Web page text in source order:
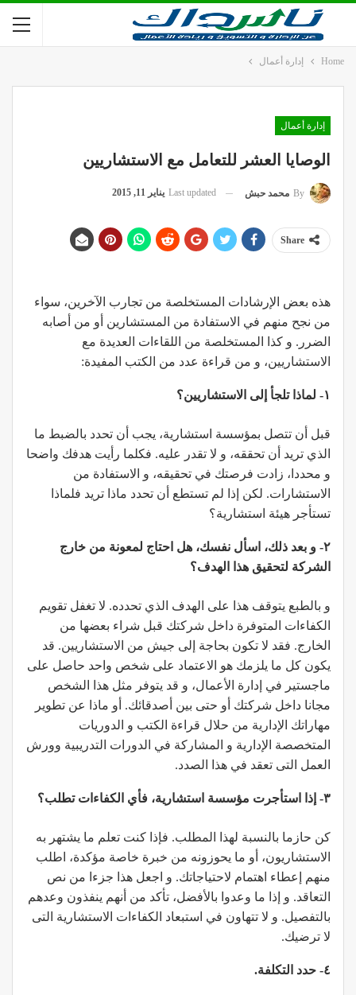
Home إدارة أعمال
إدارة أعمال
الوصايا العشر للتعامل مع الاستشاريين
By محمد حبش Last updated يناير 11, 2015
Share
هذه بعض الإرشادات المستخلصة من تجارب الآخرين، سواء
من نجح منهم في الاستفادة من المستشارين أو من أصابه
الضرر. و كذا المستخلصة من اللقاءات العديدة مع
الاستشاريين، و من قراءة عدد من الكتب المفيدة:
١- لماذا تلجأ إلى الاستشاريين؟
قبل أن تتصل بمؤسسة استشارية، يجب أن تحدد بالضبط ما
الذي تريد أن تحققه، و لا تقدر عليه. فكلما رأيت هدفك واضحا
و محددا، زادت فرصتك في تحقيقه، و الاستفادة من
الاستشارات. لكن إذا لم تستطع أن تحدد ماذا تريد فلماذا
تستأجر هيئة استشارية؟
٢- و بعد ذلك، اسأل نفسك، هل احتاج لمعونة من خارج
الشركة لتحقيق هذا الهدف؟
و بالطبع يتوقف هذا على الهدف الذي تحدده. لا تغفل تقويم
الكفاءات المتوفرة داخل شركتك قبل شراء بعضها من
الخارج. فقد لا تكون بحاجة إلى جيش من الاستشاريين. قد
يكون كل ما يلزمك هو الاعتماد على شخص واحد حاصل على
ماجستير في إدارة الأعمال، و قد يتوفر مثل هذا الشخص
مجانا داخل شركتك أو حتى بين أصدقائك. أو ماذا عن تطوير
مهاراتك الإدارية من حلال قراءة الكتب و الدوريات
المتخصصة الإدارية و المشاركة في الدورات التدريبية وورش
العمل التى تعقد في هذا الصدد.
٣- إذا استأجرت مؤسسة استشارية، فأي الكفاءات تطلب؟
كن حازما بالنسبة لهذا المطلب. فإذا كنت تعلم ما يشتهر به
الاستشاريون، أو ما يحوزونه من خبرة خاصة مؤكدة، اطلب
منهم إعطاء اهتمام لاحتياجاتك. و اجعل هذا جزءا من نص
التعاقد. و إذا ما وعدوا بالأفضل، تأكد من أنهم ينفذون وعدهم
بالتفصيل. و لا تتهاون في استبعاد الكفاءات الاستشارية التى
لا ترضيك.
٤- حدد التكلفة.